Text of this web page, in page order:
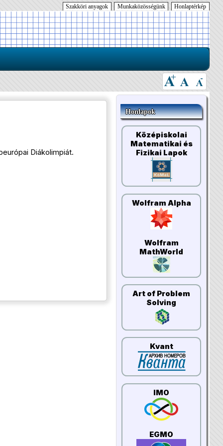
Honlaptérkép
Munkaközösségünk
Szakköri anyagok
Diákolimpiát.
Honlapok
Középiskolai
Matematikai és
Fizikai Lapok
Wolfram Alpha
Wolfram
MathWorld
Art of Problem
Solving
Kvant
IMO
EGMO